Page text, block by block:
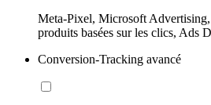
Meta-Pixel, Microsoft
produits basées sur les clics, Ads
Conversion-Tracking avancé